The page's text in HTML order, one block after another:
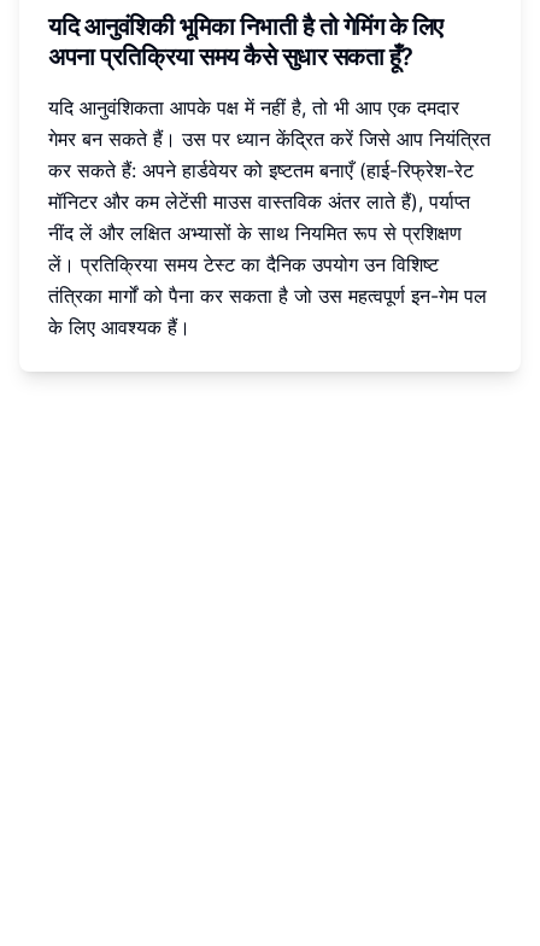
यदि आनुवंशिकी भूमिका निभाती है तो गेमिंग के लिए
अपना प्रतिक्रिया समय कैसे सुधार सकता हूँ?
यदि आनुवंशिकता आपके पक्ष में नहीं है, तो भी आप एक दमदार
गेमर बन सकते हैं। उस पर ध्यान केंद्रित करें जिसे आप नियंत्रित
कर सकते हैं: अपने हार्डवेयर को इष्टतम बनाएँ (हाई-रिफ्रेश-रेट
मॉनिटर और कम लेटेंसी माउस वास्तविक अंतर लाते हैं), पर्याप्त
नींद लें और लक्षित अभ्यासों के साथ नियमित रूप से प्रशिक्षण
लें। प्रतिक्रिया समय टेस्ट का दैनिक उपयोग उन विशिष्ट
तंत्रिका मार्गों को पैना कर सकता है जो उस महत्वपूर्ण इन-गेम पल
के लिए आवश्यक हैं।